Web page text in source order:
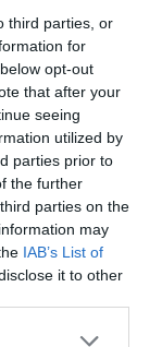
third parties, or
for
opt-out
that after your
seeing
utilized by
parties prior to
the further
parties on the
may
IAB’s List of
it to other